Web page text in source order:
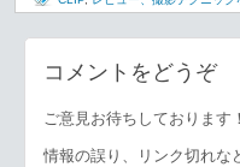
コメントをどうぞ
ご意見お待ちしております！
情報の誤り、リンク切れな